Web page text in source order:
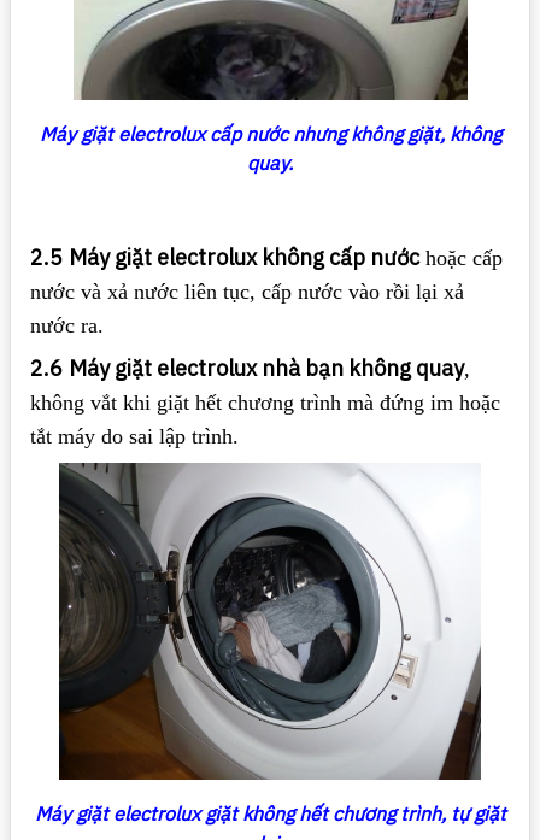
Máy giặt electrolux cấp nước nhưng không giặt, không
quay.
2.5 Máy giặt electrolux không cấp nướchoặc cấp
nước và xả nước liên tục, cấp nước vào rồi lại xả
nước ra.
2.6 Máy giặt electrolux nhà bạn không quay,
không vắt khi giặt hết chương trình mà đứng im hoặc
tắt máy do sai lập trình.
Máy giặt electrolux giặt không hết chương trình, tự giặt